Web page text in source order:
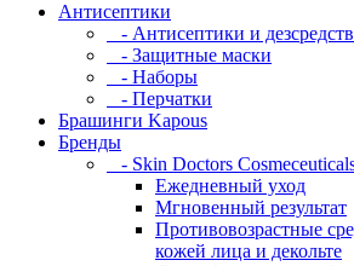
Антисептики
- Антисептики и
- Защитные маски
- Наборы
- Перчатки
Брашинги Kapous
Бренды
- Skin Doctors
Ежедневный уход
Мгновенный результат
Противовозрастные
кожей лица и декольте